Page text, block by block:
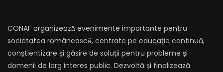
CONAF organizează̆ evenimente importante pentru
societatea românească̆, centrate pe educație continuă,
conștientizare și găsire de soluții pentru probleme și
domenii de larg interes public. Dezvoltă și finalizează